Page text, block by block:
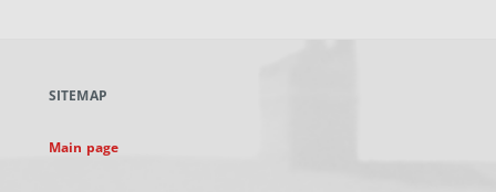
new
SITEMAP
Main page